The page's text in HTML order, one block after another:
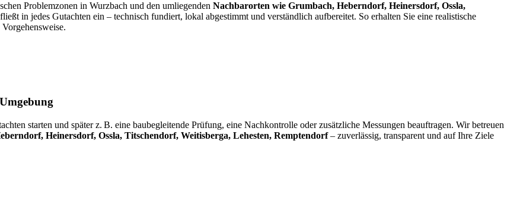
Problemzonen in Wurzbach und den umliegenden Nachbarorten wie Grumbach, Heberndorf, Heinersdorf, Ossla,
in jedes Gutachten ein – technisch fundiert, lokal abgestimmt und verständlich aufbereitet. So erhalten Sie eine realistische
starten und später z. B. eine baubegleitende Prüfung, eine Nachkontrolle oder zusätzliche Messungen beauftragen. Wir betreuen
Heinersdorf, Ossla, Titschendorf, Weitisberga, Lehesten, Remptendorf– zuverlässig, transparent und auf Ihre Ziele